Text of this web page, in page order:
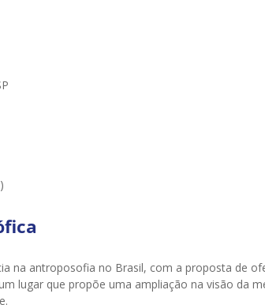
na antroposofia no Brasil, com a proposta de
lugar que propõe uma ampliação na visão da